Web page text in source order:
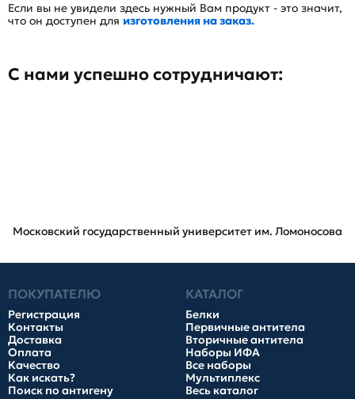
Если вы не увидели здесь нужный Вам продукт - это значит,
что он доступен для изготовления на заказ.
С нами успешно сотрудничают:
Московский государственный университет им. Ломоносова
ПОКУПАТЕЛЮ
Регистрация
Контакты
Доставка
Оплата
Качество
Как искать?
Поиск по антигену
КАТАЛОГ
Белки
Первичные антитела
Вторичные антитела
Наборы ИФА
Все наборы
Мультиплекс
Весь каталог